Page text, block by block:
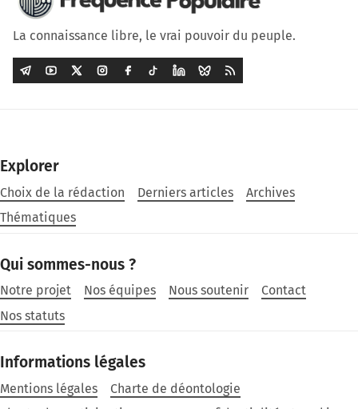
La connaissance libre, le vrai pouvoir du peuple.
Explorer
Choix de la rédaction Derniers articles
Archives
Thématiques
Qui sommes-nous ?
Notre projet Nos équipes Nous soutenir
Contact
Nos statuts
Informations légales
Mentions légales
Charte de déontologie